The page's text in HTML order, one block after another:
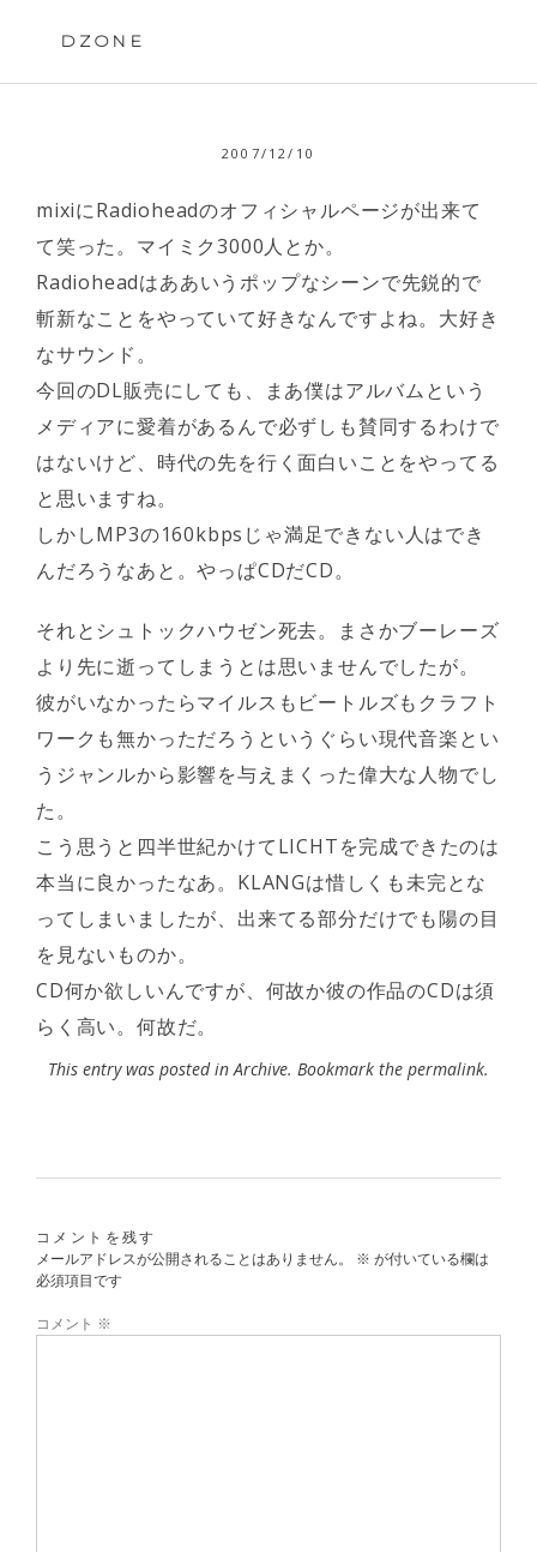
DZONE
2007/12/10
mixiにRadioheadのオフィシャルページが出来て
て笑った。マイミク3000人とか。
Radioheadはああいうポップなシーンで先鋭的で
斬新なことをやっていて好きなんですよね。大好き
なサウンド。
今回のDL販売にしても、まあ僕はアルバムという
メディアに愛着があるんで必ずしも賛同するわけで
はないけど、時代の先を行く面白いことをやってる
と思いますね。
しかしMP3の160kbpsじゃ満足できない人はでき
んだろうなあと。やっぱCDだCD。
それとシュトックハウゼン死去。まさかブーレーズ
より先に逝ってしまうとは思いませんでしたが。
彼がいなかったらマイルスもビートルズもクラフト
ワークも無かっただろうというぐらい現代音楽とい
うジャンルから影響を与えまくった偉大な人物でし
た。
こう思うと四半世紀かけてLICHTを完成できたのは
本当に良かったなあ。KLANGは惜しくも未完とな
ってしまいましたが、出来てる部分だけでも陽の目
を見ないものか。
CD何か欲しいんですが、何故か彼の作品のCDは須
らく高い。何故だ。
This entry was posted inArchive. Bookmark the permalink.
コメントを残す
メールアドレスが公開されることはありません。
※ が付いている欄は
必須項目です
コメント ※